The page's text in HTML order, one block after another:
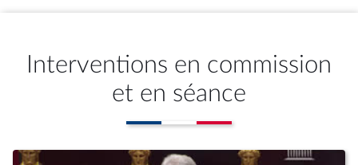
Interventions en commission
et en séance